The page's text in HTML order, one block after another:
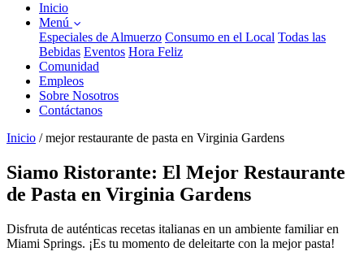
Inicio
Menú
Especiales de Almuerzo Consumo en el Local Todas las
Bebidas Eventos Hora Feliz
Comunidad
Empleos
Sobre Nosotros
Contáctanos
Inicio / mejor restaurante de pasta en Virginia Gardens
Siamo Ristorante: El Mejor Restaurante
de Pasta en Virginia Gardens
Disfruta de auténticas recetas italianas en un ambiente familiar en
Miami Springs. ¡Es tu momento de deleitarte con la mejor pasta!